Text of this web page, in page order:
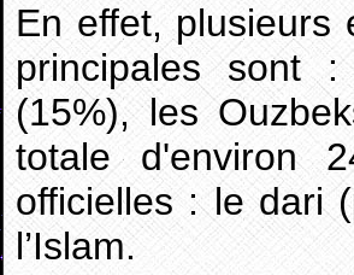
En effet, plusieurs
principales sont :
(15%), les
totale d'environ
officielles : le dari
l’Islam.